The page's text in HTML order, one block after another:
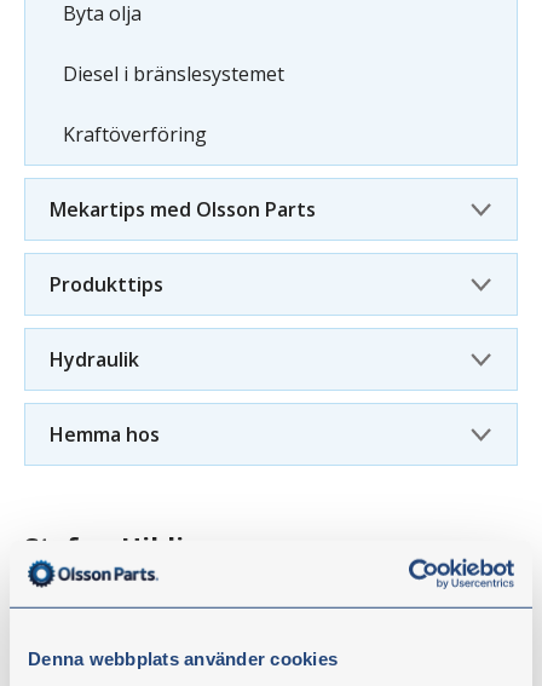
Denna webbplats använder cookies
Byta olja
Diesel i bränslesystemet
Kraftöverföring
Mekartips med Olsson Parts
Produkttips
Hydraulik
Hemma hos
Stefan Hildingsson
Traktormekanikern och Youtube-profilen Stefan
Hildingsson blev känd för den stora allmänheten när
han deltog i TV4-produktionen ”Bonde söker fru”